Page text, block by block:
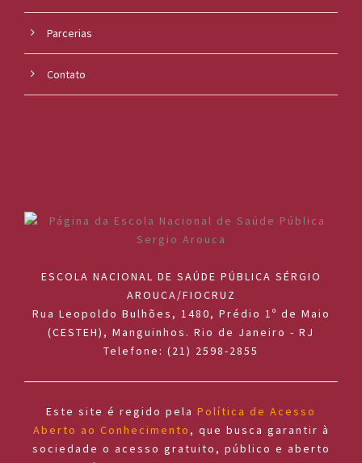
Parcerias
Contato
ESCOLA NACIONAL DE SAÚDE PÚBLICA SÉRGIO
AROUCA/FIOCRUZ
Rua Leopoldo Bulhões, 1480, Prédio 1º de Maio
(CESTEH), Manguinhos. Rio de Janeiro - RJ
Telefone: (21) 2598-2855
Este site é regido pela Política de Acesso
Aberto ao Conhecimento , que busca garantir à
sociedade o acesso gratuito, público e aberto